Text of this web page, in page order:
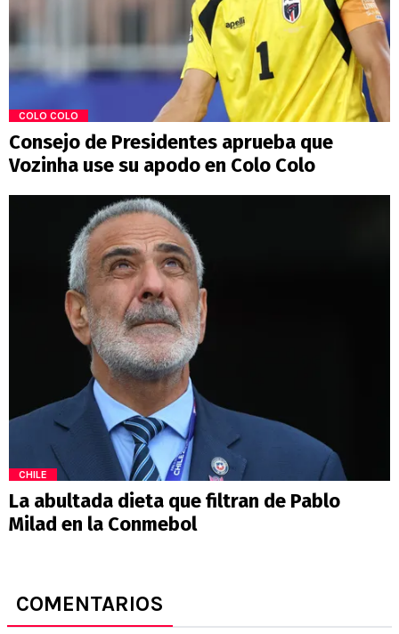
COLO COLO
Consejo de Presidentes aprueba que
Vozinha use su apodo en Colo Colo
CHILE
La abultada dieta que filtran de Pablo
Milad en la Conmebol
COMENTARIOS